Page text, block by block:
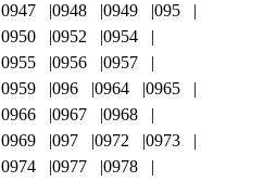
0947
0948 0949
095
0950
0952
0954
0955
0956
0957
0959
096 0964
0965
0966
0967
0968
0969
097 0972
0973
0974
0977
0978